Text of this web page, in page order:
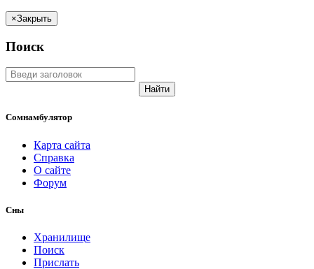
×Закрыть
Поиск
Найти
Сомнамбулятор
Карта сайта
Справка
О сайте
Форум
Сны
Хранилище
Поиск
Прислать